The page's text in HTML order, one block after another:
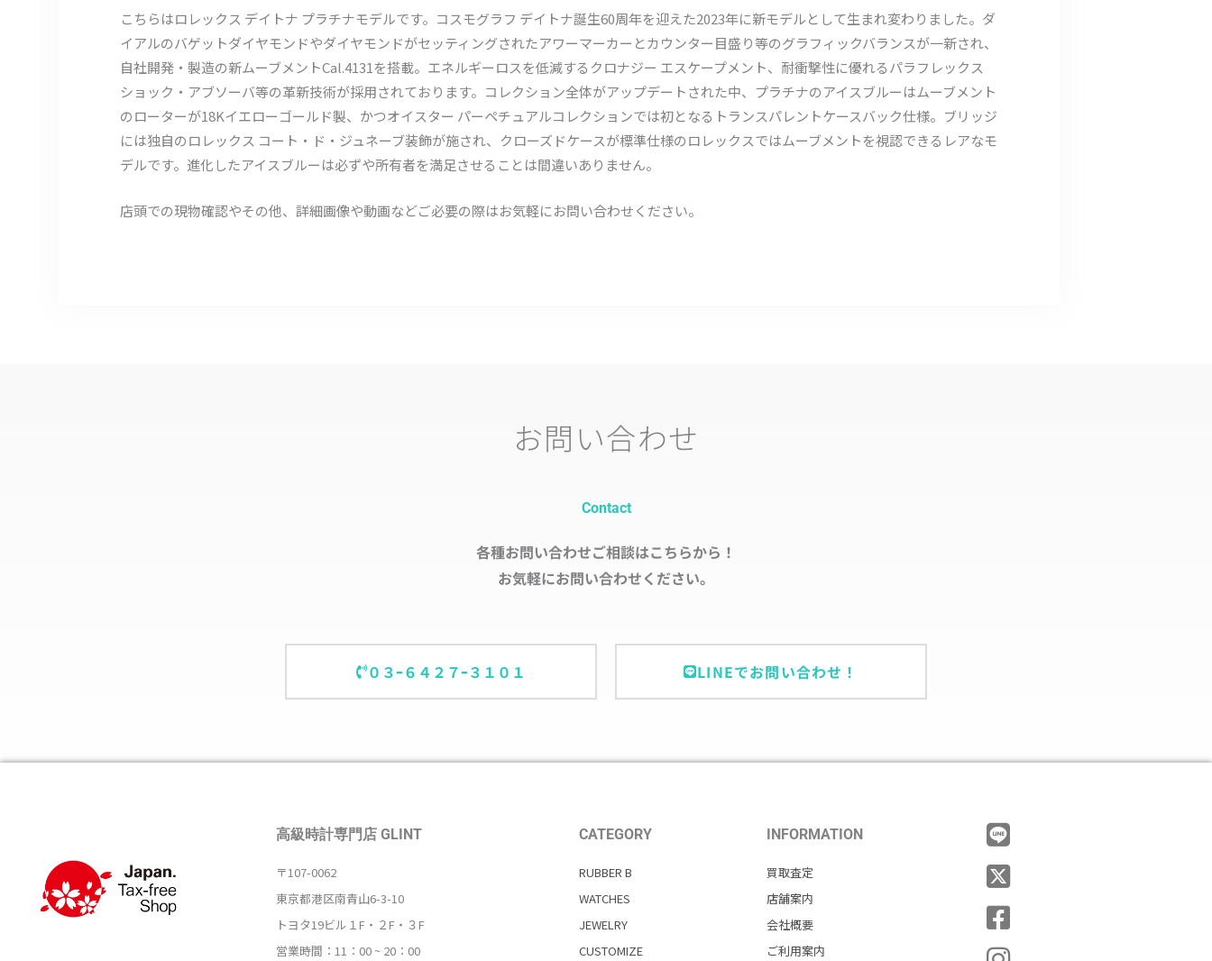
こちらはロレックス デイトナ プラチナモデルです。コスモグラフ デイトナ誕生60周年を迎えた2023年に新モデルとして生まれ変わりました。ダ
イアルのバゲットダイヤモンドやダイヤモンドがセッティングされたアワーマーカーとカウンター目盛り等のグラフィックバランスが一新され、
自社開発・製造の新ムーブメントCal.4131を搭載。エネルギーロスを低減するクロナジー エスケープメント、耐衝撃性に優れるパラフレックス
ショック・アブソーバ等の革新技術が採用されております。コレクション全体がアップデートされた中、プラチナのアイスブルーはムーブメント
のローターが18Kイエローゴールド製、かつオイスター パーペチュアルコレクションでは初となるトランスパレントケースバック仕様。ブリッジ
には独自のロレックス コート・ド・ジュネーブ装飾が施され、クローズドケースが標準仕様のロレックスではムーブメントを視認できるレアなモ
デルです。進化したアイスブルーは必ずや所有者を満足させることは間違いありません。
店頭での現物確認やその他、詳細画像や動画などご必要の際はお気軽にお問い合わせください。
お問い合わせ
Contact
各種お問い合わせご相談はこちらから！
お気軽にお問い合わせください。
０３ｰ６４２７ｰ３１０１ LINEでお問い合わせ！
高級時計専門店 GLINT
〒107-0062
東京都港区南青山6-3-10
トヨタ19ビル１F・２F・３F
営業時間：11：00 ~ 20：00
CATEGORY
RUBBER B
WATCHES
JEWELRY
CUSTOMIZE
INFORMATION
買取査定
店舗案内
会社概要
ご利用案内